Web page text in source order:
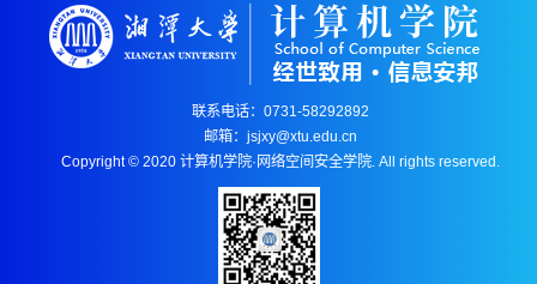
联系电话：0731-58292892
邮箱：jsjxy@xtu.edu.cn
Copyright © 2020 计算机学院·网络空间安全学院. All rights reserved.